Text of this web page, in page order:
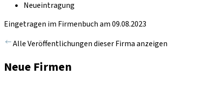
Neueintragung
Eingetragen im Firmenbuch am 09.08.2023
Alle Veröffentlichungen dieser Firma anzeigen
Neue Firmen